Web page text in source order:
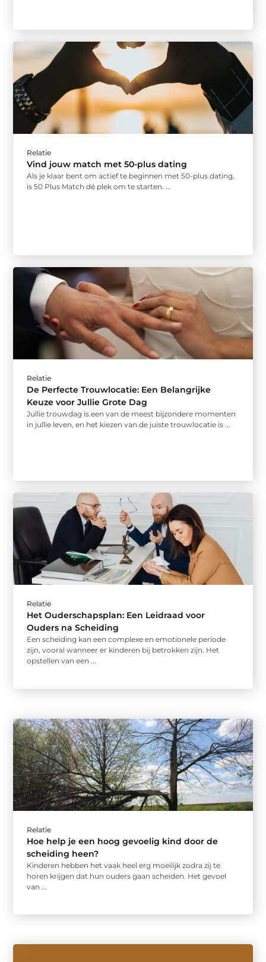
Relatie
Vind jouw match met 50-plus dating
Als je klaar bent om actief te beginnen met 50-plus dating,
is 50 Plus Match dé plek om te starten. ...
Relatie
De Perfecte Trouwlocatie: Een Belangrijke
Keuze voor Jullie Grote Dag
Jullie trouwdag is een van de meest bijzondere momenten
in jullie leven, en het kiezen van de juiste trouwlocatie is ...
Relatie
Het Ouderschapsplan: Een Leidraad voor
Ouders na Scheiding
Een scheiding kan een complexe en emotionele periode
zijn, vooral wanneer er kinderen bij betrokken zijn. Het
opstellen van een ...
Relatie
Hoe help je een hoog gevoelig kind door de
scheiding heen?
Kinderen hebben het vaak heel erg moeilijk zodra zij te
horen krijgen dat hun ouders gaan scheiden. Het gevoel
van ...